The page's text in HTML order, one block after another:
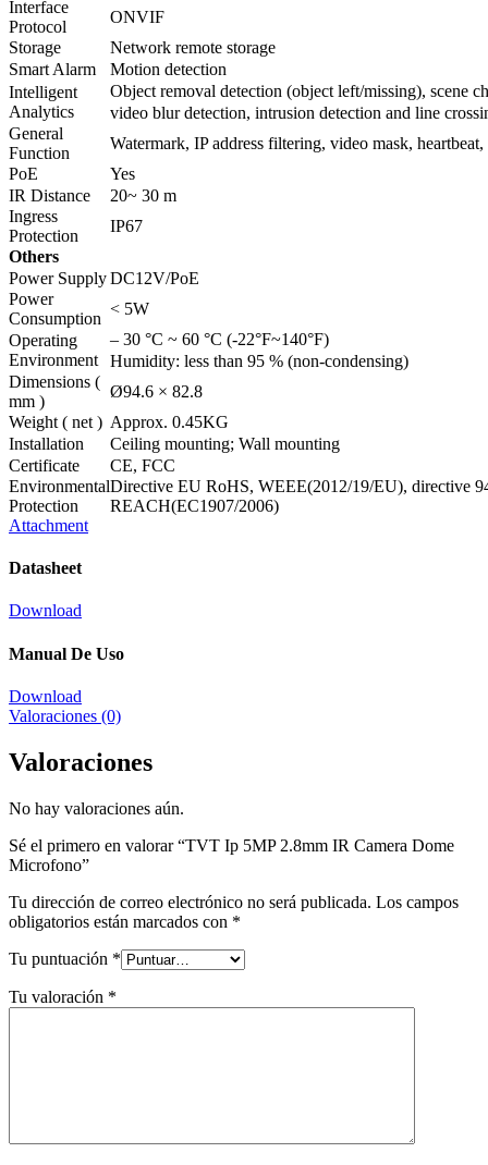
Interface
Protocol
ONVIF
Storage
Network remote storage
Smart Alarm
Motion detection
Intelligent
Analytics
Object removal detection (object left/missing), scene
video blur detection, intrusion detection and line
General
Function
Watermark, IP address filtering, video mask,
PoE
Yes
IR Distance
20~ 30 m
Ingress
Protection
IP67
Others
Power SupplyDC12V/PoE
Power
Consumption
< 5W
Operating
Environment
– 30 °C ~ 60 °C (-22°F~140°F)
Humidity: less than 95 % (non-condensing)
Dimensions (
mm )
Ø94.6 × 82.8
Weight ( net ) Approx. 0.45KG
Installation
Ceiling mounting; Wall mounting
Certificate
CE, FCC
Environmental
Protection
Directive EU RoHS, WEEE(2012/19/EU), directive
REACH(EC1907/2006)
Attachment
Datasheet
Download
Manual De Uso
Download
Valoraciones (0)
Valoraciones
No hay valoraciones aún.
Sé el primero en valorar “TVT Ip 5MP 2.8mm IR Camera Dome
Microfono”
Tu dirección de correo electrónico no será publicada. Los campos
obligatorios están marcados con *
Tu puntuación *
Tu valoración *